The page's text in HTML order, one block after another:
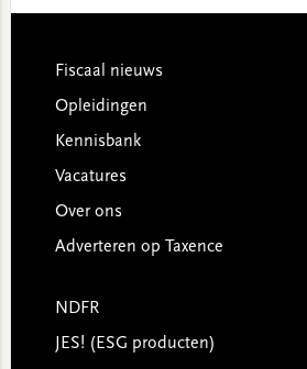
Footer
Fiscaal nieuws
Opleidingen
Kennisbank
Vacatures
Over ons
Adverteren op Taxence
NDFR
JES! (ESG producten)